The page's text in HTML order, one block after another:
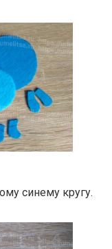
синему кругу.